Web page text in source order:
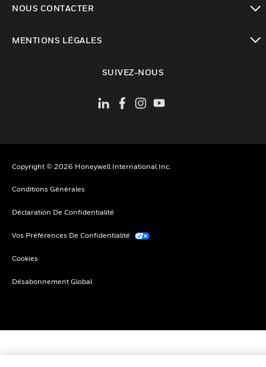
NOUS CONTACTER
MENTIONS LÉGALES
SUIVEZ-NOUS
Copyright © 2026 Honeywell International Inc.
Conditions Générales
Déclaration De Confidentialité
Vos Préférences De Confidentialité
Cookies
Désabonnement Global